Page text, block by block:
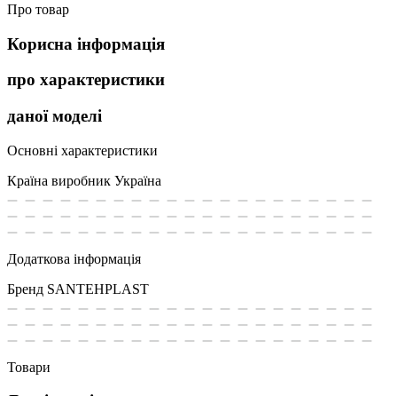
Про товар
Корисна інформація
про характеристики
даної моделі
Основні характеристики
Країна виробник Україна
Додаткова інформація
Бренд SANTEHPLAST
Товари